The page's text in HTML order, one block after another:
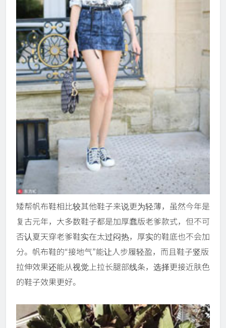
矮帮帆布鞋相比较其他鞋子来说更为轻薄，虽然今年是
复古元年，大多数鞋子都是加厚蠢版老爹款式，但不可
否认夏天穿老爹鞋实在太过闷热，厚实的鞋底也不会加
分。帆布鞋的“接地气”能让人步履轻盈，而且鞋子竖版
拉伸效果还能从视觉上拉长腿部线条，选择更接近肤色
的鞋子效果更好。